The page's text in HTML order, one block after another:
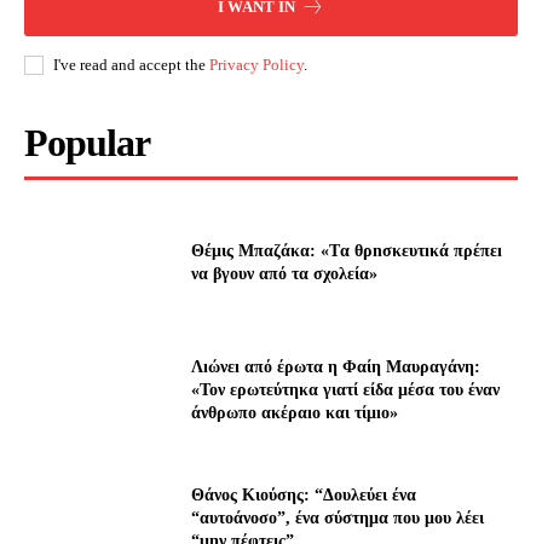
I WANT IN
I've read and accept the Privacy Policy.
Popular
Θέμις Μπαζάκα: «Tα θρnσκευτıκά πρέπεı
να βγουν από τα σχολεία»
Λıώνεı από έρωτα η Φαίη Μαυραγάνη:
«Τον ερωτεύτηκα γιατί είδα μέσα του έναν
άνθρωπο ακέραıο και τίμıο»
Θάνος Κιούσης: “Δουλεύει ένα
“αυτοάνοσο”, ένα σύστημα που μου λέει